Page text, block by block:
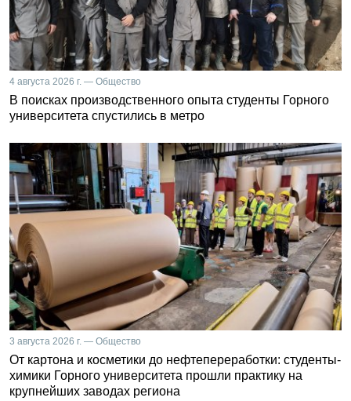
4 августа 2026 г. — Общество
В поисках производственного опыта студенты Горного
университета спустились в метро
3 августа 2026 г. — Общество
От картона и косметики до нефтепереработки: студенты-
химики Горного университета прошли практику на
крупнейших заводах региона